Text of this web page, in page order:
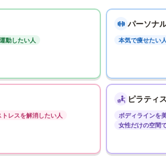
動したい人
パーソナ
本気で痩せたい人
トレスを解消したい人
ピラティ
ボディラインを
女性だけの空間